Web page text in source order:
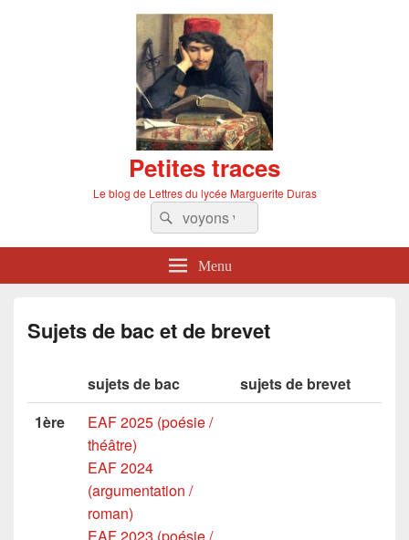
Petites traces
Le blog de Lettres du lycée Marguerite Duras
Recherche :
Rechercher
Menu
Sujets de bac et de brevet
sujets de bac
sujets de brevet
1ère
EAF 2025 (poésie /
théâtre)
EAF 2024
(argumentation /
roman)